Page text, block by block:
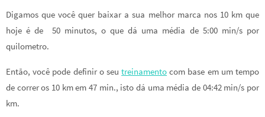
Digamos que você quer baixar a sua melhor marca nos 10 km que
hoje é de 50 minutos, o que dá uma média de 5:00 min/s por
quilometro.
Então, você pode definir o seutreinamento com base em um tempo
de correr os 10 km em 47 min., isto dá uma média de 04:42 min/s por
km.